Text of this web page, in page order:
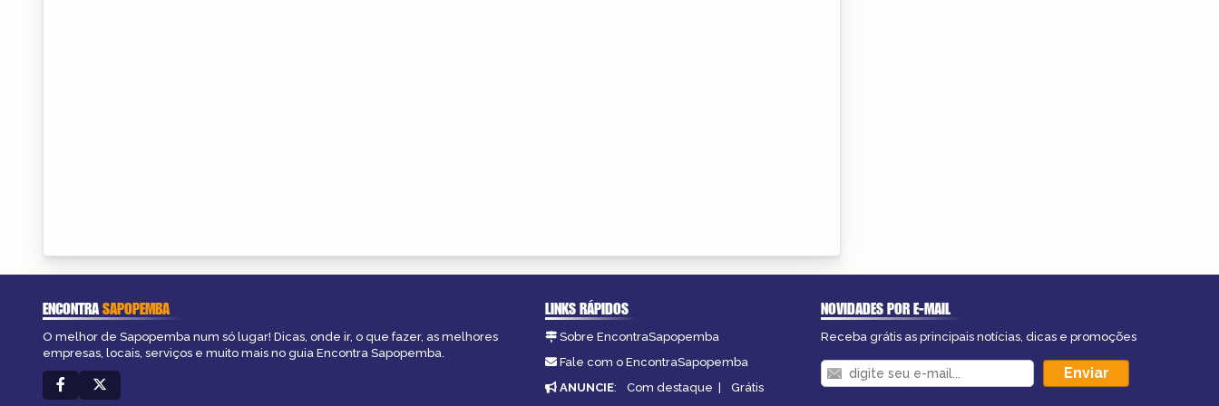
ENCONTRASAPOPEMBA
O melhor de Sapopemba num só lugar! Dicas, onde ir, o que fazer, as melhores
empresas, locais, serviços e muito mais no guia Encontra Sapopemba.
LINKS RÁPIDOS
Sobre EncontraSapopemba
Fale com o EncontraSapopemba
ANUNCIE: Com destaque | Grátis
NOVIDADES POR E-MAIL
Receba grátis as principais notícias, dicas e promoções